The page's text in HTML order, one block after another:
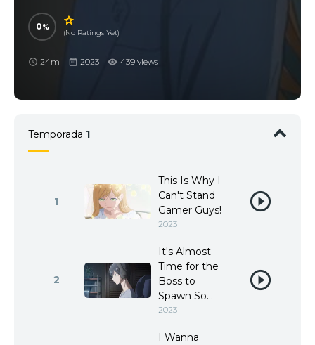
0
(No Ratings Yet)
24m 2023 439 views
Temporada 1
1
This Is Why I
Can't Stand
Gamer Guys!
2023
2
It's Almost
Time for the
Boss to
Spawn So...
2023
I Wanna